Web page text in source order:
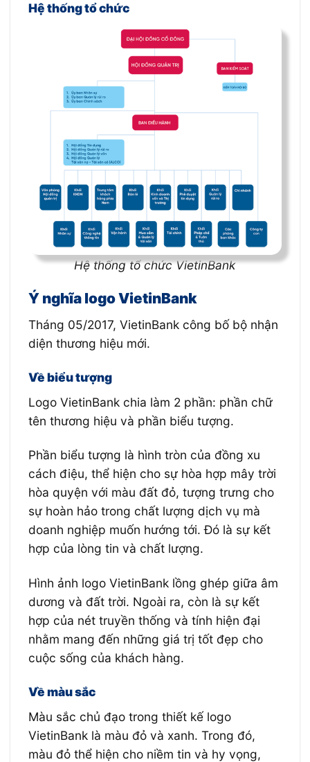
Hệ thống tổ chức
Hệ thống tổ chức VietinBank
Ý nghĩa logo VietinBank
Tháng 05/2017, VietinBank công bố bộ nhận
diện thương hiệu mới.
Về biểu tượng
Logo VietinBank chia làm 2 phần: phần chữ
tên thương hiệu và phần biểu tượng.
Phần biểu tượng là hình tròn của đồng xu
cách điệu, thể hiện cho sự hòa hợp mây trời
hòa quyện với màu đất đỏ, tượng trưng cho
sự hoàn hảo trong chất lượng dịch vụ mà
doanh nghiệp muốn hướng tới. Đó là sự kết
hợp của lòng tin và chất lượng.
Hình ảnh logo VietinBank lồng ghép giữa âm
dương và đất trời. Ngoài ra, còn là sự kết
hợp của nét truyền thống và tính hiện đại
nhằm mang đến những giá trị tốt đẹp cho
cuộc sống của khách hàng.
Về màu sắc
Màu sắc chủ đạo trong thiết kế logo
VietinBank là màu đỏ và xanh. Trong đó,
màu đỏ thể hiện cho niềm tin và hy vọng,